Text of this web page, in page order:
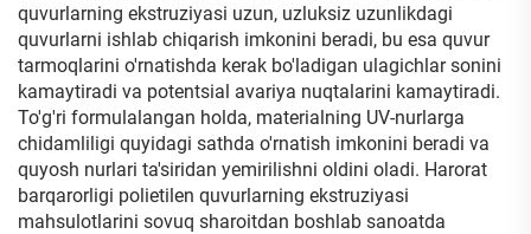
quvurlarning ekstruziyasi uzun, uzluksiz uzunlikdagi
quvurlarni ishlab chiqarish imkonini beradi, bu esa quvur
tarmoqlarini o'rnatishda kerak bo'ladigan ulagichlar sonini
kamaytiradi va potentsial avariya nuqtalarini kamaytiradi.
To'g'ri formulalangan holda, materialning UV-nurlarga
chidamliligi quyidagi sathda o'rnatish imkonini beradi va
quyosh nurlari ta'siridan yemirilishni oldini oladi. Harorat
barqarorligi polietilen quvurlarning ekstruziyasi
mahsulotlarini sovuq sharoitdan boshlab sanoatda